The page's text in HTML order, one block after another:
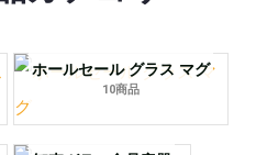
ホールセール グラス マグ
10商品